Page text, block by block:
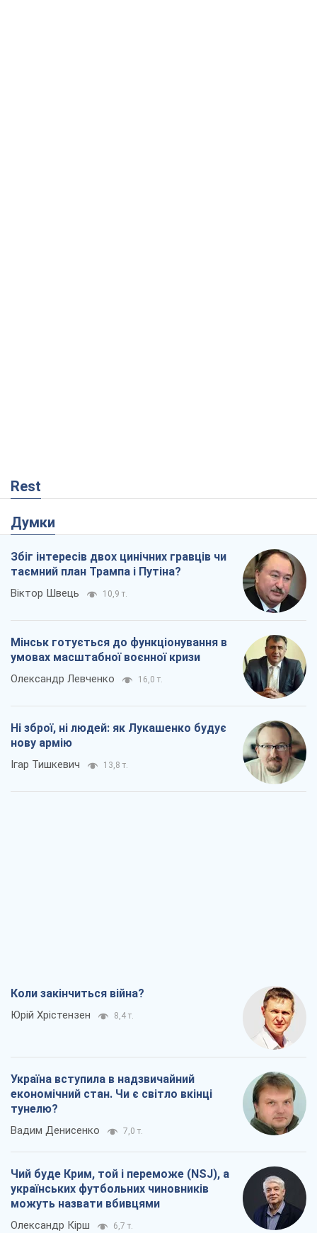
Rest
Думки
Збіг інтересів двох цинічних гравців чи
таємний план Трампа і Путіна?
Віктор Швець 10,9 т.
Мінськ готується до функціонування в
умовах масштабної воєнної кризи
Олександр Левченко 16,0 т.
Ні зброї, ні людей: як Лукашенко будує
нову армію
Ігар Тишкевич 13,8 т.
Коли закінчиться війна?
Юрій Хрістензен 8,4 т.
Україна вступила в надзвичайний
економічний стан. Чи є світло вкінці
тунелю?
Вадим Денисенко 7,0 т.
Чий буде Крим, той і переможе (NSJ), а
українських футбольних чиновників
можуть назвати вбивцями
Олександр Кірш 6,7 т.